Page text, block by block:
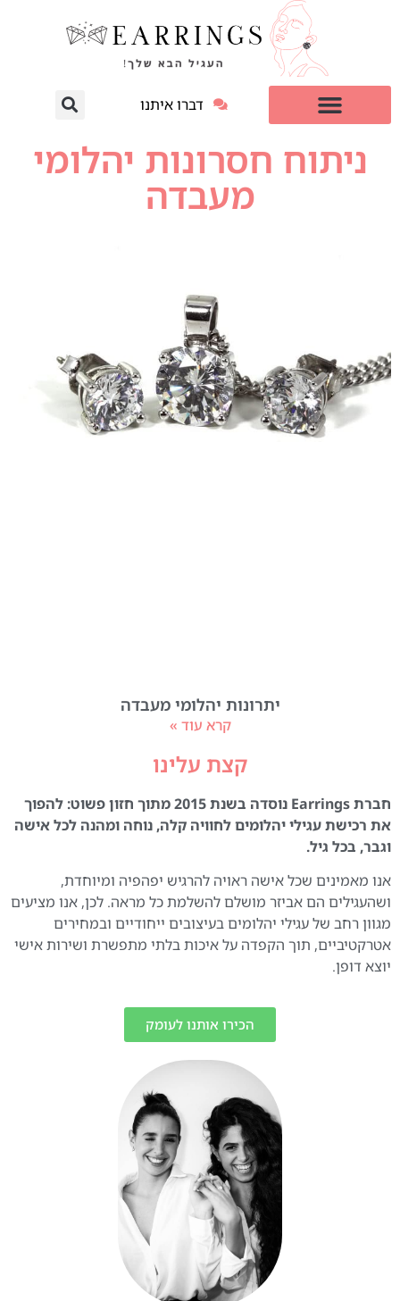
דברו איתנו
ניתוח חסרונות יהלומי
מעבדה
יתרונות יהלומי מעבדה
קרא עוד »
קצת עלינו
חברת Earrings נוסדה בשנת 2015 מתוך חזון פשוט: להפוך
את רכישת עגילי יהלומים לחוויה קלה, נוחה ומהנה לכל אישה
וגבר, בכל גיל.
אנו מאמינים שכל אישה ראויה להרגיש יפהפיה ומיוחדת,
ושהעגילים הם אביזר מושלם להשלמת כל מראה. לכן, אנו מציעים
מגוון רחב של עגילי יהלומים בעיצובים ייחודיים ובמחירים
אטרקטיביים, תוך הקפדה על איכות בלתי מתפשרת ושירות אישי
יוצא דופן.
הכירו אותנו לעומק